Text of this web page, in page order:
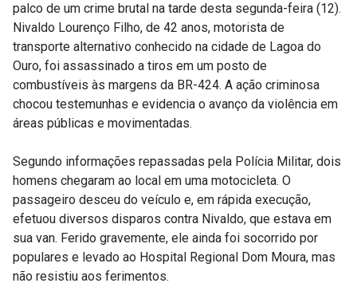
palco de um crime brutal na tarde desta segunda-feira (12).
Nivaldo Lourenço Filho, de 42 anos, motorista de
transporte alternativo conhecido na cidade de Lagoa do
Ouro, foi assassinado a tiros em um posto de
combustíveis às margens da BR-424. A ação criminosa
chocou testemunhas e evidencia o avanço da violência em
áreas públicas e movimentadas.
Segundo informações repassadas pela Polícia Militar, dois
homens chegaram ao local em uma motocicleta. O
passageiro desceu do veículo e, em rápida execução,
efetuou diversos disparos contra Nivaldo, que estava em
sua van. Ferido gravemente, ele ainda foi socorrido por
populares e levado ao Hospital Regional Dom Moura, mas
não resistiu aos ferimentos.